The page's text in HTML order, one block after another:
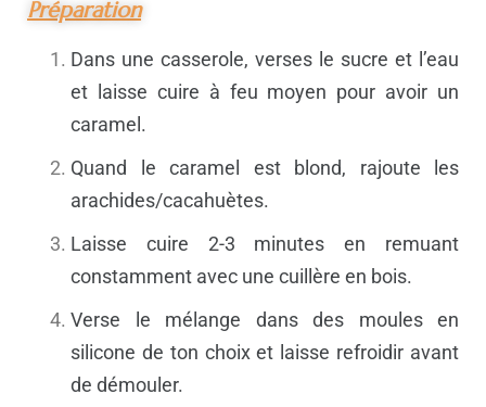
Préparation
Dans une casserole, verses le sucre et l’eau
et laisse cuire à feu moyen pour avoir un
caramel.
Quand le caramel est blond, rajoute les
arachides/cacahuètes.
Laisse cuire 2-3 minutes en remuant
constamment avec une cuillère en bois.
Verse le mélange dans des moules en
silicone de ton choix et laisse refroidir avant
de démouler.